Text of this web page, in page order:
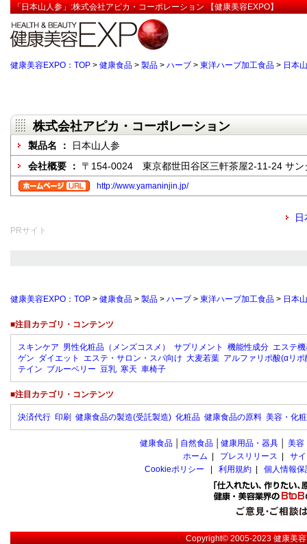
「日本山人参」:株式会社アピカ・コーポレーション 【健康美容EXPO】
健康美容EXPO：TOP > 健康食品 > 製品 > ハーブ > 東洋ハーブ加工食品 > 日本
株式会社アピカ・コーポレーション
製品名 ：
日本山人参
会社概要 ： 〒154-0024 東京都世田谷区三軒茶屋2-11-24 サン
http://www.yamaninjin.jp/
PRサイト
健康美容EXPO：TOP > 健康食品 > 製品 > ハーブ > 東洋ハーブ加工食品 > 日本
■注目カテゴリ・コンテンツ
スキンケア 男性化粧品（メンズコスメ） サプリメント 機能性成分 エステ
ゲン ダイエット エステ・サロン・スパ向け 大麦若葉 アルファリポ酸(αリポ
テイン ブルーベリー 豆乳 寒天 車椅子
■注目カテゴリ・コンテンツ
決済代行 印刷 健康食品の製造(受託製造) 化粧品 健康食品の原料 美容・化
健康食品 自然食品 健康用品・器具 美容
ホーム
プレスリリース
サ
Cookieポリシー
利用規約 個人情報
Copyright© 2005-2023健康美